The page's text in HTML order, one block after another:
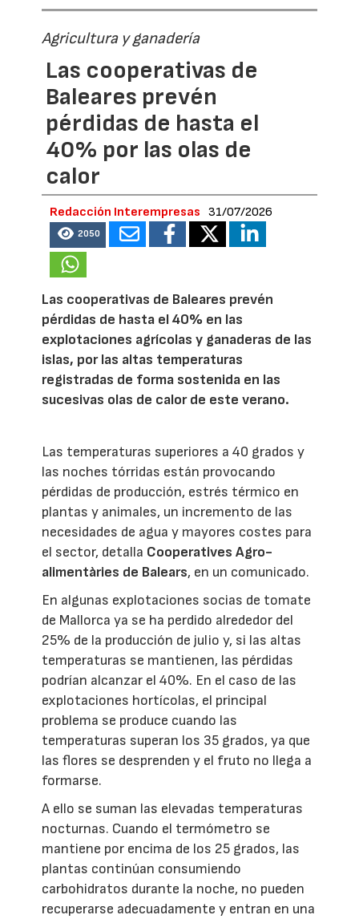
Agricultura y ganadería
Las cooperativas de
Baleares prevén
pérdidas de hasta el
40% por las olas de
calor
Redacción Interempresas 31/07/2026
2050
Las cooperativas de Baleares prevén
pérdidas de hasta el 40% en las
explotaciones agrícolas y ganaderas de las
islas, por las altas temperaturas
registradas de forma sostenida en las
sucesivas olas de calor de este verano.
Las temperaturas superiores a 40 grados y
las noches tórridas están provocando
pérdidas de producción, estrés térmico en
plantas y animales, un incremento de las
necesidades de agua y mayores costes para
el sector, detalla Cooperatives Agro-
alimentàries de Balears, en un comunicado.
En algunas explotaciones socias de tomate
de Mallorca ya se ha perdido alrededor del
25% de la producción de julio y, si las altas
temperaturas se mantienen, las pérdidas
podrían alcanzar el 40%. En el caso de las
explotaciones hortícolas, el principal
problema se produce cuando las
temperaturas superan los 35 grados, ya que
las flores se desprenden y el fruto no llega a
formarse.
A ello se suman las elevadas temperaturas
nocturnas. Cuando el termómetro se
mantiene por encima de los 25 grados, las
plantas continúan consumiendo
carbohidratos durante la noche, no pueden
recuperarse adecuadamente y entran en una